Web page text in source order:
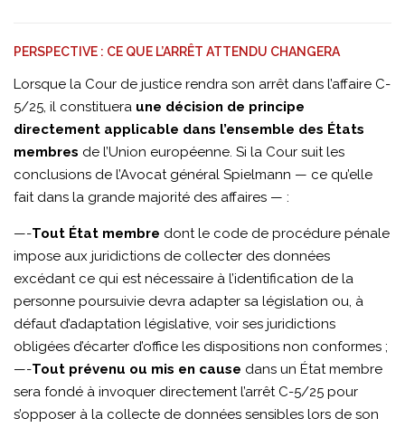
PERSPECTIVE : CE QUE L’ARRÊT ATTENDU CHANGERA
Lorsque la Cour de justice rendra son arrêt dans l’affaire C-
5/25, il constituera une décision de principe
directement applicable dans l’ensemble des États
membres de l’Union européenne. Si la Cour suit les
conclusions de l’Avocat général Spielmann — ce qu’elle
fait dans la grande majorité des affaires — :
—-Tout État membre dont le code de procédure pénale
impose aux juridictions de collecter des données
excédant ce qui est nécessaire à l’identification de la
personne poursuivie devra adapter sa législation ou, à
défaut d’adaptation législative, voir ses juridictions
obligées d’écarter d’office les dispositions non conformes ;
—-Tout prévenu ou mis en cause dans un État membre
sera fondé à invoquer directement l’arrêt C-5/25 pour
s’opposer à la collecte de données sensibles lors de son